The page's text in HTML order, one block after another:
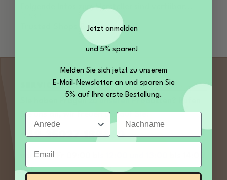
Folgende Infos zum Hersteller sind verfübar...
Trusted Shops Bewertungen
SERVICE KONTAKT
Sie uns an, wir freuen uns auf Sie:
+49 35027 189860
von Mo – Fr 09:00 bis 12:00 und 13:00 bis 14:00
Uhr
Jetzt anmelden
und 5% sparen!
Melden Sie sich jetzt zu unserem
E-Mail-Newsletter an und sparen Sie
5% auf Ihre erste Bestellung.
Anrede Nachname
Email